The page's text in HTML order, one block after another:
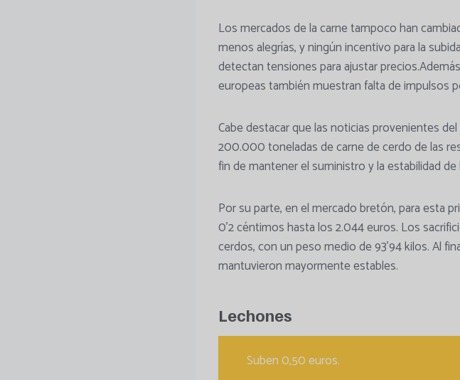
Los mercados de la carne tampoco han
menos alegrías, y ningún incentivo para la
detectan tensiones para ajustar
europeas también muestran falta de impulsos
Cabe destacar que las noticias provenientes
200.000 toneladas de carne de cerdo de las
fin de mantener el suministro y la estabilidad
Por su parte, en el mercado bretón, para esta
0’2 céntimos hasta los 2.044 euros. Los
cerdos, con un peso medio de 93’94 kilos. Al
mantuvieron mayormente estables.
Lechones
Suben 0,50 euros.